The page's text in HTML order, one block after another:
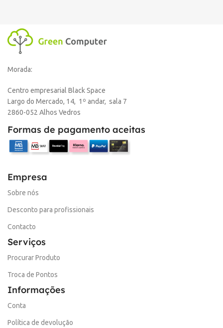
Morada:
Centro empresarial Black Space
Largo do Mercado, 14, 1º andar, sala 7
2860-052 Alhos Vedros
Formas de pagamento aceitas
Empresa
Sobre nós
Desconto para profissionais
Contacto
Serviços
Procurar Produto
Troca de Pontos
Informações
Conta
Política de devolução